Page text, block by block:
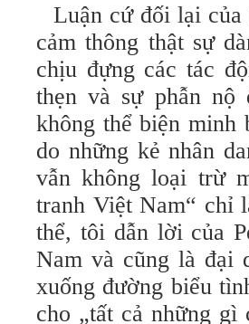
Luận cứ đối lại của
cảm thông thật sự
chịu đựng các tác
thẹn và sự phẫn
không thể biện minh
do những kẻ nhân
vẫn không loại trừ
tranh Việt Nam“ chỉ
thể, tôi dẫn lời của
Nam và cũng là đại
xuống đường biểu
cho „tất cả những gì